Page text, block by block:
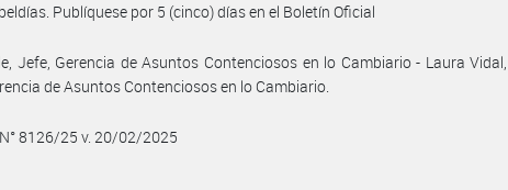
Publíquese por 5 (cinco) días en el Boletín Oficial
Jefe, Gerencia de Asuntos Contenciosos en lo Cambiario - Laura Vidal,
de Asuntos Contenciosos en lo Cambiario.
8126/25 v. 20/02/2025